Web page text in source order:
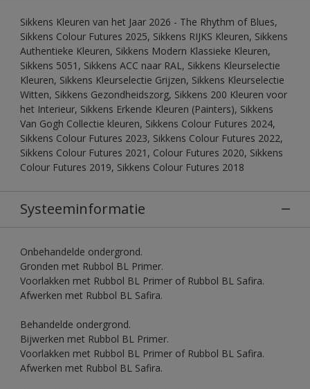
Sikkens Kleuren van het Jaar 2026 - The Rhythm of Blues,
Sikkens Colour Futures 2025, Sikkens RIJKS Kleuren, Sikkens
Authentieke Kleuren, Sikkens Modern Klassieke Kleuren,
Sikkens 5051, Sikkens ACC naar RAL, Sikkens Kleurselectie
Kleuren, Sikkens Kleurselectie Grijzen, Sikkens Kleurselectie
Witten, Sikkens Gezondheidszorg, Sikkens 200 Kleuren voor
het Interieur, Sikkens Erkende Kleuren (Painters), Sikkens
Van Gogh Collectie kleuren, Sikkens Colour Futures 2024,
Sikkens Colour Futures 2023, Sikkens Colour Futures 2022,
Sikkens Colour Futures 2021, Colour Futures 2020, Sikkens
Colour Futures 2019, Sikkens Colour Futures 2018
Systeeminformatie
Onbehandelde ondergrond.
Gronden met Rubbol BL Primer.
Voorlakken met Rubbol BL Primer of Rubbol BL Safira.
Afwerken met Rubbol BL Safira.
Behandelde ondergrond.
Bijwerken met Rubbol BL Primer.
Voorlakken met Rubbol BL Primer of Rubbol BL Safira.
Afwerken met Rubbol BL Safira.